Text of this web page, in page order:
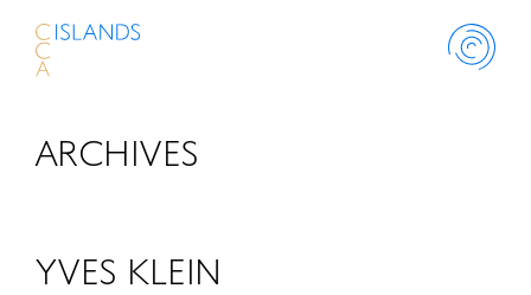
ABOUT
ARCHIVES
YVES KLEIN